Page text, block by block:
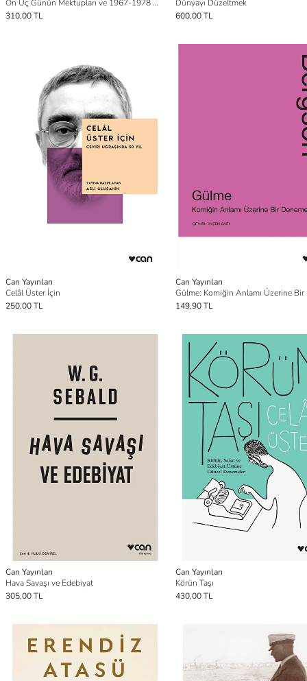
On Üç Günün Mektupları ve 1967-1978 Mektupları
310,00 TL
Dünyayı Düzeltmek
600,00 TL
Can Yayınları
Celâl Üster İçin
250,00 TL
Can Yayınları
149,90 TL
Can Yayınları
Hava Savaşı ve Edebiyat
305,00 TL
Can Yayınları
Körün Taşı
430,00 TL